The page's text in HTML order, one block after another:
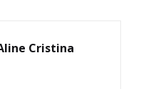
Cristina